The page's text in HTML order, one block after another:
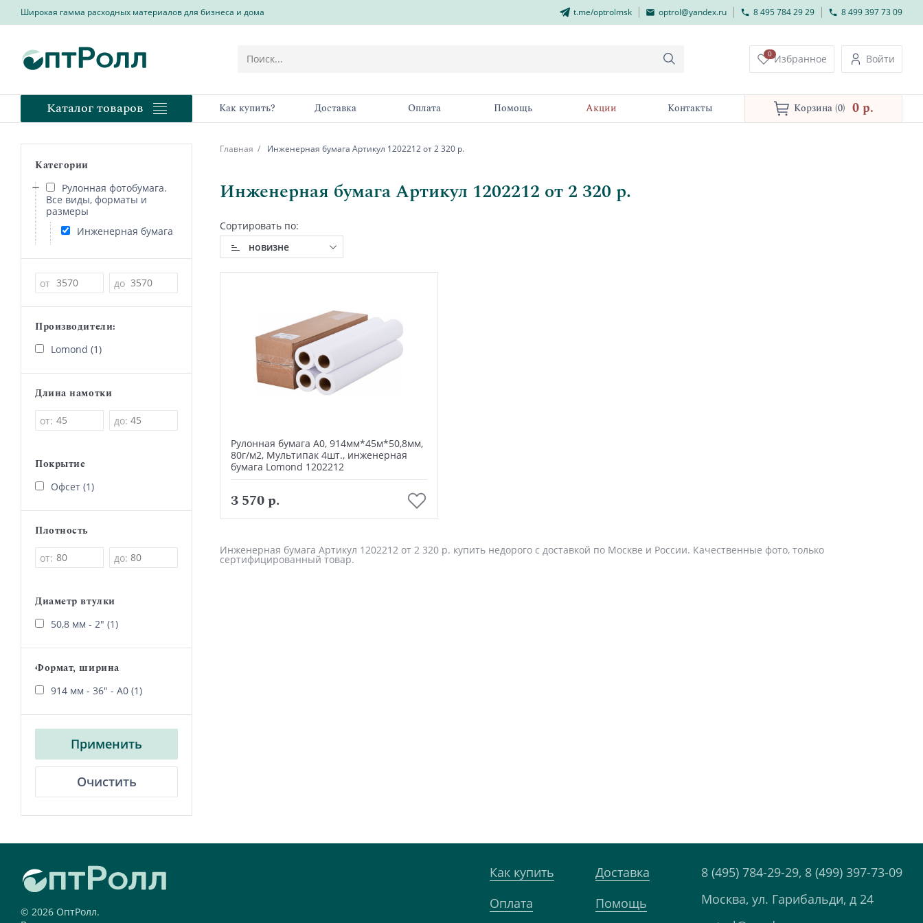
Широкая гамма расходных материалов для бизнеса и дома t.me/optrolmsk optrol@yandex.ru 8 495 784 29 29 8 499 397 73 09
0 Избранное Войти
Каталог товаров Как купить? Доставка Оплата Помощь Акции Контакты Корзина (0) 0 p.
Категории
Рулонная фотобумага.
Все виды, форматы и
размеры
Инженерная бумага
Цена
от до
Производители:
Lomond (1)
Длина намотки
от: до:
Покрытие
Офсет (1)
Плотность
от: до:
Диаметр втулки
50,8 мм - 2" (1)
Формат, ширина
914 мм - 36" - А0 (1)
Применить
Очистить
Главная Инженерная бумага Артикул 1202212 от 2 320 р.
Инженерная бумага Артикул 1202212 от 2 320 р.
Сортировать по:
новизне
Рулонная бумага А0, 914мм*45м*50,8мм,
80г/м2, Мультипак 4шт., инженерная
бумага Lomond 1202212
3 570 р.
Инженерная бумага Артикул 1202212 от 2 320 р. купить недорого с доставкой по Москве и России. Качественные фото, только
сертифицированный товар.
© 2026 ОптРолл.
Как купить
Доставка
Оплата
Помощь
8 (495) 784-29-29, 8 (499) 397-73-09
Москва, ул. Гарибальди, д 24